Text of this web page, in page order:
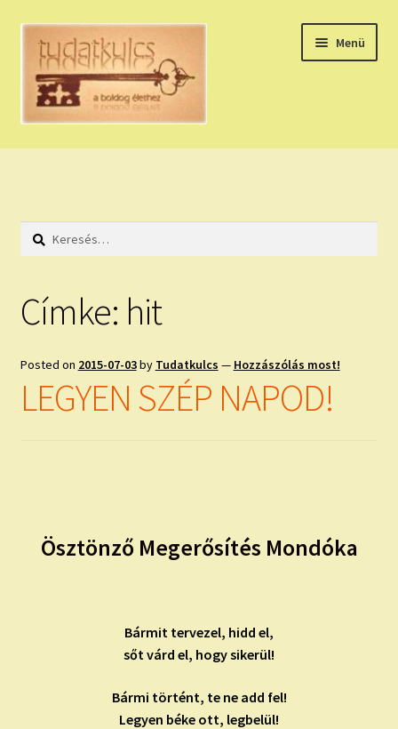
Ugrás
navigációhoz
Kilépés
tartalomba
Menü
HÚZZ EGY KÁRTYÁT!
HOLDNAPTÁR
KÉRJ EGY MEGERŐSÍTÉST!
Keresés:
Címke: hit
Posted on 2015-07-03by Tudatkulcs — Hozzászólás most!
LEGYEN SZÉP NAPOD!
Ösztönző Megerősítés Mondóka
Bármit tervezel, hidd el,
sőt várd el, hogy sikerül!
Bármi történt, te ne add fel!
Legyen béke ott, legbelül!